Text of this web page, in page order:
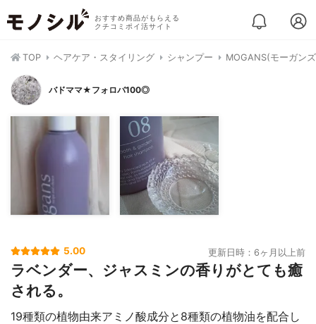
おすすめ商品がもらえる
クチコミポイ活サイト
TOP ヘアケア・スタイリング シャンプー MOGANS(モーガン
バドママ★フォロバ100◎
5.00 更新日時：6ヶ月以上前
ラベンダー、ジャスミンの香りがとても癒
される。
19種類の植物由来アミノ酸成分と8種類の植物油を配合し